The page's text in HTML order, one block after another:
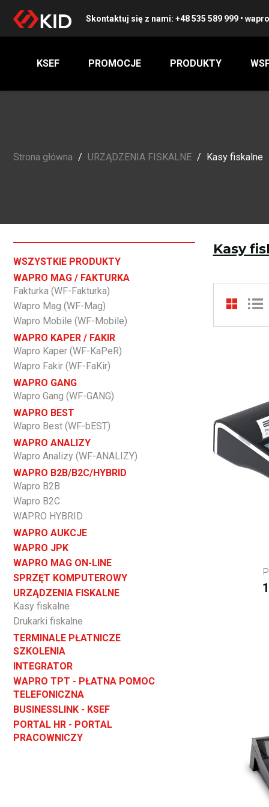
Skontaktuj się z nami: +48 535 589 999•
KSEF PROMOCJE PRODUKTY
Strona główna URZĄDZENIA FISKALNE Kasy fiskalne
WSZYSTKIE PRODUKTY
WAPRO MAG / FAKTURKA
Fakturka (WF-Fakturka)
Wapro Mag (WF-Mag)
Wapro Mobile (WF-Mobile)
WAPRO KAPER / FAKIR
Wapro Kaper (WF-KaPeR)
Wapro Fakir (WF-FaKir)
WAPRO GANG
Wapro Gang (WF-GANG)
WAPRO BEST
Wapro Best (WF-bEST)
WAPRO ANALIZY
Wapro Analizy (WF-ANALIZY)
WAPRO B2B/B2C/HYBRID
Wapro B2B
Wapro B2C
WAPRO HYBRID
WAPRO AUKCJE
WAPRO JPK
WAPRO MAG ON-LINE
SPRZĘT KOMPUTEROWY
URZĄDZENIA FISKALNE
Kasy fiskalne
Drukarki fiskalne
TERMINALE PŁATNICZE
SZKOLENIA
INTEGRATOR
WAPRO TPT - PŁATNA POMOC
TELEFONICZNA
BUSINESSLINK - KSEF
PORTAL HR - PORTAL
PRACOWNICZY
Kasy